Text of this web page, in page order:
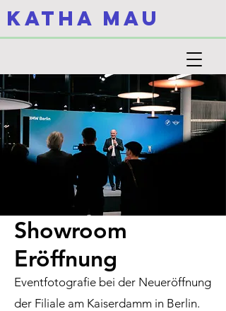
KATHA MAU
Showroom
Eröffnung
Eventfotografie bei der Neueröffnung
der Filiale am Kaiserdamm in Berlin.